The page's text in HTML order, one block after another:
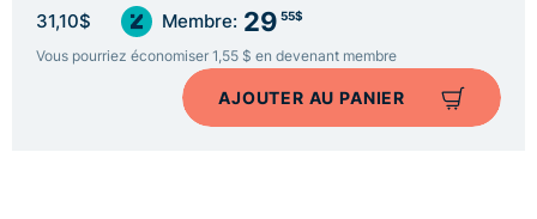
31,10$ Membre: 29 55$
Vous pourriez économiser 1,55 $ en devenant membre
AJOUTER AU PANIER